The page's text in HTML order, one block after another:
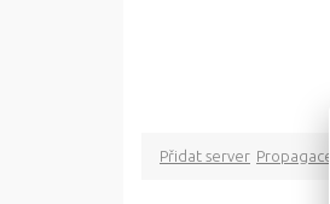
Přidat server Propagace